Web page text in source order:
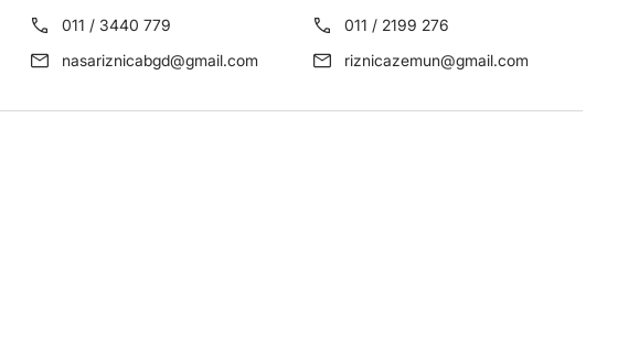
011 / 3440 779
nasariznicabgd@gmail.com
011 / 2199 276
riznicazemun@gmail.com